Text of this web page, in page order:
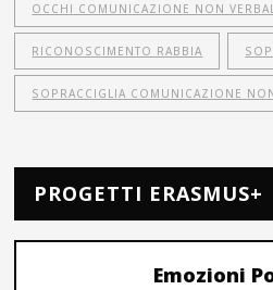
OCCHI COMUNICAZIONE NON
RICONOSCIMENTO RABBIA
SOPRACCIGLIA COMUNICAZIONE
PROGETTI ERASMUS+
Emozioni